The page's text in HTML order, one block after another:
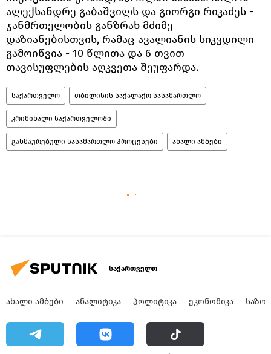
ალექსანდრე გაბაშვილს და გიორგი რიკაძეს -
ჯანმრთელობის განზრახ მძიმე
დაზიანებისთვის, რამაც ავალიანის სიკვდილი
გამოიწვია - 10 წლითა და 6 თვით
თავისუფლების აღკვეთა შეუფარდა.
საქართველო თბილისის საქალაქო სასამართლო
კრიმინალი საქართველოში
გახმაურებული სასამართლო პროცესები ახალი ამბები
საქართველო
ᲐᲮᲐᲚᲘ ᲐᲛᲑᲔᲑᲘ ᲐᲜᲐᲚᲘᲢᲘᲙᲐ ᲞᲝᲚᲘᲢᲘᲙᲐ ᲔᲙᲝᲜᲝᲛᲘᲙᲐ